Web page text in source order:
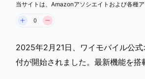
当サイトは、Amazonアソシエイトおよび各種
0
2025年2月21日、ワイモバイル公
付が開始されました。最新機能を搭